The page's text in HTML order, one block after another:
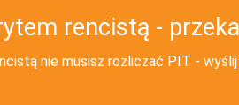
rencistą -
nie musisz rozliczać PIT - wyślij